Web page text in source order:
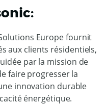
Europe fournit
aux clients résidentiels,
par la mission de
faire progresser la
innovation durable
énergétique.